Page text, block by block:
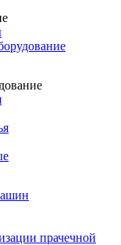
прачечной